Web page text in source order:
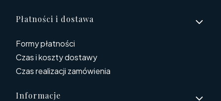
Płatności i dostawa
Formy płatności
Czas i koszty dostawy
Czas realizacji zamówienia
Informacje